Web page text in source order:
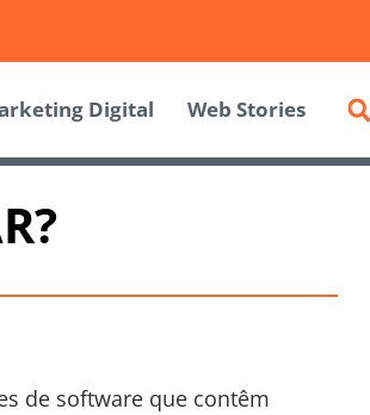
Digital Web Stories
de software que contêm